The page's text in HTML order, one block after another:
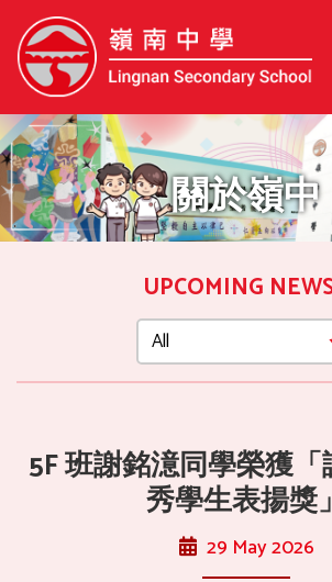
關於嶺中
UPCOMING
5F 班謝銘澺同學榮獲
秀學生表揚獎」
29 May 2026